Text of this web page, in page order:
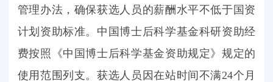
管理办法，确保获选人员的薪酬水平不低于国资
计划资助标准。中国博士后科学基金科研资助经
费按照《中国博士后科学基金资助规定》规定的
使用范围列支。获选人员因在站时间不满24个月